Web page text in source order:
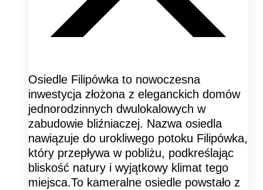
Osiedle Filipówka to nowoczesna
inwestycja złożona z eleganckich domów
jednorodzinnych dwulokalowych w
zabudowie bliźniaczej. Nazwa osiedla
nawiązuje do urokliwego potoku Filipówka,
który przepływa w pobliżu, podkreślając
bliskość natury i wyjątkowy klimat tego
miejsca.To kameralne osiedle powstało z